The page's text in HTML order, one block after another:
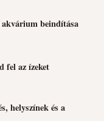
beindítása
fel az ízeket
helyszínek és a